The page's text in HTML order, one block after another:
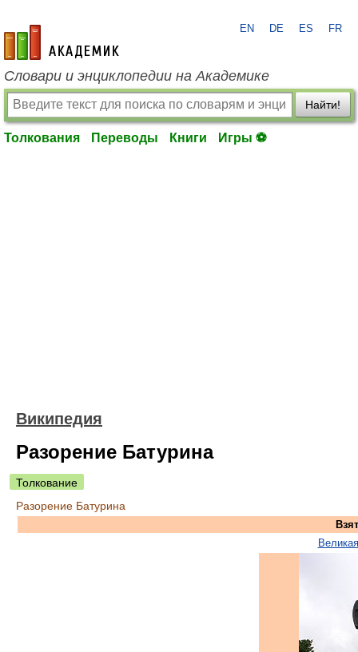
academic.ru
EN DE ES FR
Словари и энциклопедии на Академике
Найти!
Толкования Переводы Книги Игры ⚽
Википедия
Разорение Батурина
Толкование
Разорение Батурина